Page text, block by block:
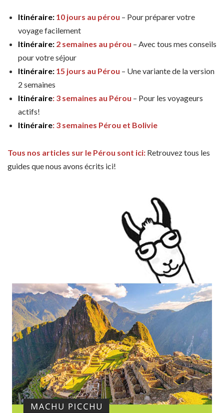
Itinéraire: 10 jours au pérou – Pour préparer votre
voyage facilement
Itinéraire: 2 semaines au pérou – Avec tous mes conseils
pour votre séjour
Itinéraire: 15 jours au Pérou – Une variante de la version
2 semaines
Itinéraire: 3 semaines au Pérou – Pour les voyageurs
actifs!
Itinéraire: 3 semaines Pérou et Bolivie
Tous nos articles sur le Pérou sont ici: Retrouvez tous les
guides que nous avons écrits ici!